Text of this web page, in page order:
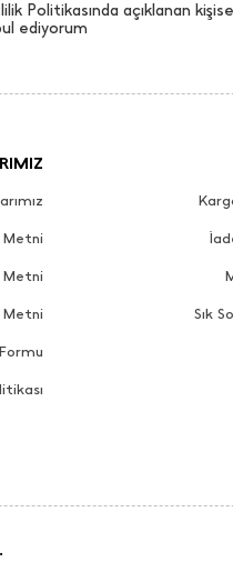
Politikasında açıklanan
ediyorum
Metni
Metni
Metni Sık